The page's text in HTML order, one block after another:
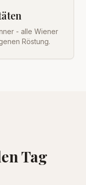
- alle Wiener
Röstung.
Tag